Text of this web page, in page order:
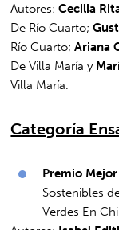
Autores:Cecilia
De Río Cuarto;
Río Cuarto;Ariana
De Villa María y
Villa María.
Categoría
Premio
Sostenibles
Verdes En